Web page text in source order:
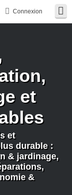
Connexion
et
et
durable :
& jardinage,
&